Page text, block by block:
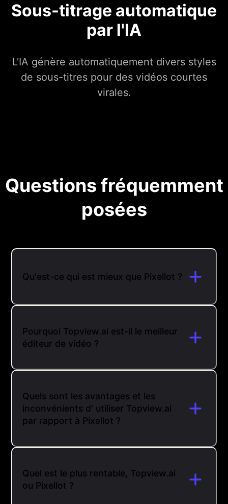
Sous-titrage automatique
par l'IA
L'IA génère automatiquement divers styles
de sous-titres pour des vidéos courtes
virales.
Questions fréquemment
posées
Qu'est-ce qui est mieux que Pixellot ?
Pourquoi Topview.ai est-il le meilleur
éditeur de vidéo ?
Quels sont les avantages et les
inconvénients d' utiliser Topview.ai
par rapport à Pixellot ?
Quel est le plus rentable, Topview.ai
ou Pixellot ?